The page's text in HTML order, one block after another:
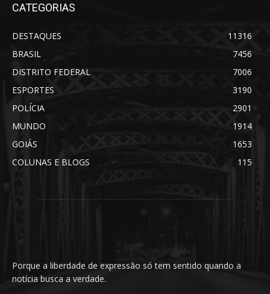
CATEGORIAS
DESTAQUES
11316
BRASIL
7456
DISTRITO FEDERAL
7006
ESPORTES
3190
POLÍCIA
2901
MUNDO
1914
GOIÁS
1653
COLUNAS E BLOGS
115
Porque a liberdade de expressão só tem sentido quando a
notícia busca a verdade.